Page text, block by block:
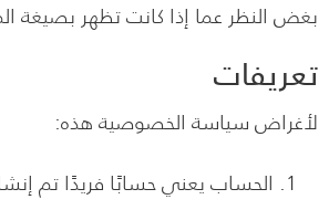
بغض النظر عما إذا كانت تظهر بصيغة
تعريفات
لأغراض سياسة الخصوصية هذه:
الحساب يعني حسابًا فريدًا تم